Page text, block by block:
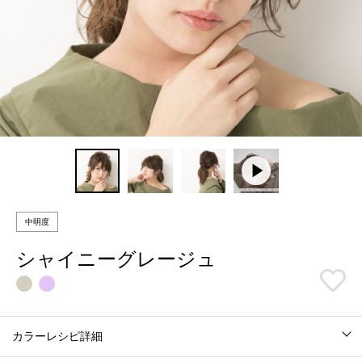
中明度
シャイニーグレージュ
カラーレシピ詳細